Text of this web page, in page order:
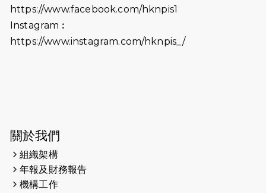
生，GBS，JP出席
2025-06-06
《為你喝采陳百強歌迷會》慷慨贊助
38張門票欣賞香港中樂團 X 陳百強 —
2025-03-21
2025-02-20
2025-02-06
https://www.facebook.com/hknpis1
Instagram︰
https://www.instagram.com/hknpis_/
關於我們
組織架構
年報及財務報告
機構工作